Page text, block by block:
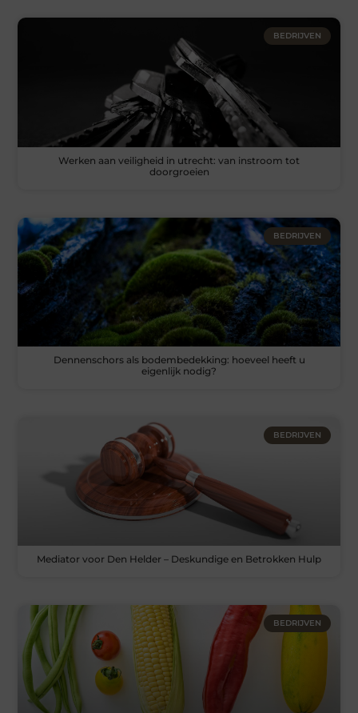
BEDRIJVEN
Werken aan veiligheid in utrecht: van instroom tot
doorgroeien
BEDRIJVEN
Dennenschors als bodembedekking: hoeveel heeft u
eigenlijk nodig?
BEDRIJVEN
Mediator voor Den Helder – Deskundige en Betrokken Hulp
BEDRIJVEN